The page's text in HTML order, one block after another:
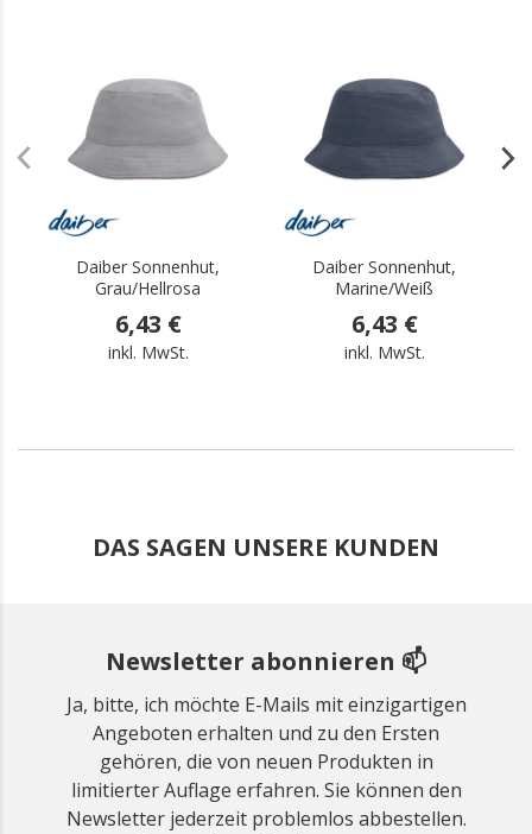
Daiber Sonnenhut,
Grau/Hellrosa
6,43 €
inkl. MwSt.
Daiber Sonnenhut,
Marine/Weiß
6,43 €
inkl. MwSt.
DAS SAGEN UNSERE KUNDEN
Newsletter abonnieren 📫
Ja, bitte, ich möchte E-Mails mit einzigartigen
Angeboten erhalten und zu den Ersten
gehören, die von neuen Produkten in
limitierter Auflage erfahren. Sie können den
Newsletter jederzeit problemlos abbestellen.